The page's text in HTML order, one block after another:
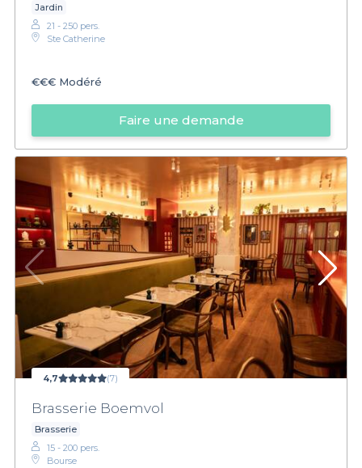
Jardin
21 - 250 pers.
Ste Catherine
€€€ Modéré
Faire une demande
4,7 (7)
Brasserie Boemvol
Brasserie
15 - 200 pers.
Bourse